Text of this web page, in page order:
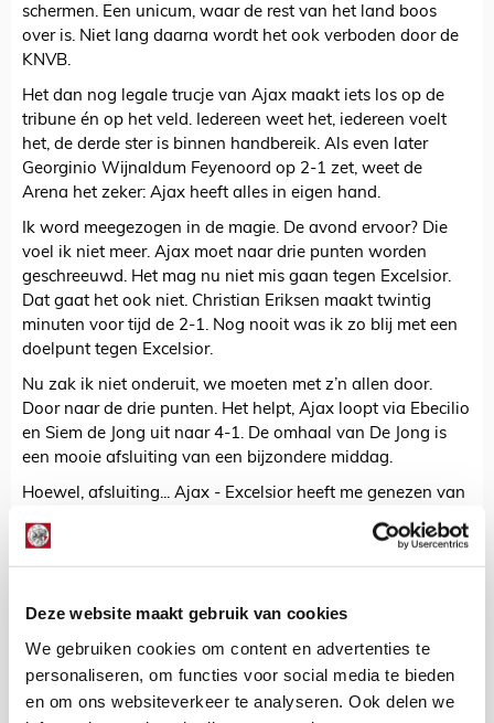
Deze website maakt gebruik van cookies
We gebruiken cookies om content en advertenties te
personaliseren, om functies voor social media te bieden
en om ons websiteverkeer te analyseren. Ook delen we
schermen. Een unicum, waar de rest van het land boos
over is. Niet lang daarna wordt het ook verboden door de
KNVB.
Het dan nog legale trucje van Ajax maakt iets los op de
tribune én op het veld. Iedereen weet het, iedereen voelt
het, de derde ster is binnen handbereik. Als even later
Georginio Wijnaldum Feyenoord op 2-1 zet, weet de
Arena het zeker: Ajax heeft alles in eigen hand.
Ik word meegezogen in de magie. De avond ervoor? Die
voel ik niet meer. Ajax moet naar drie punten worden
geschreeuwd. Het mag nu niet mis gaan tegen Excelsior.
Dat gaat het ook niet. Christian Eriksen maakt twintig
minuten voor tijd de 2-1. Nog nooit was ik zo blij met een
doelpunt tegen Excelsior.
Nu zak ik niet onderuit, we moeten met z’n allen door.
Door naar de drie punten. Het helpt, Ajax loopt via Ebecilio
en Siem de Jong uit naar 4-1. De omhaal van De Jong is
een mooie afsluiting van een bijzondere middag.
Hoewel, afsluiting... Ajax - Excelsior heeft me genezen van
het feest van een dag eerder. Ik lust wel weer een biertje.
Bekijk alle berichten van Niels Pach